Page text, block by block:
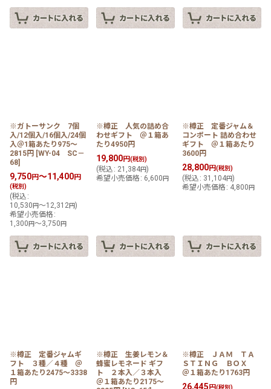
※ガトーサンク 7個
入/12個入/16個入/24個
入＠1箱あたり975〜
2815円 [WY-04 SC－
68]
9,750円～11,400円
(税別)
(税込 :
10,530 円～12,312円)
希望小売価格 :
1,300 円～3,750 円
※樽正 人気の詰め合
わせギフト ＠１箱あ
たり4950円
19,800円(税別)
(税込 : 21,384円)
希望小売価格 : 6,600 円
※樽正 定番ジャム＆
コンポート 詰め合わせ
ギフト ＠１箱あたり
3600円
28,800円(税別)
(税込 : 31,104円)
希望小売価格 : 4,800円
※樽正 定番ジャムギ
フト ３種／４種 ＠
１箱あたり2475〜3338
円
※樽正 生姜レモン＆
蜂蜜レモネード ギフ
ト ２本入／３本入
＠１箱あたり2175〜
※樽正 ＪＡＭ ＴＡ
ＳＴＩＮＧ ＢＯＸ
＠１箱あたり1763円
26,445 円(税別)